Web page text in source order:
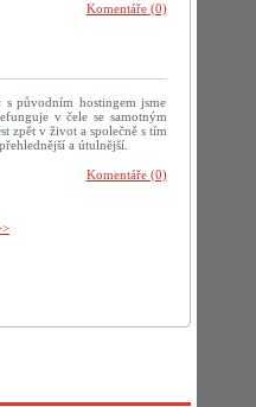
Komentáře (0)
původním hostingem jsme
v čele se samotným
zpět v život a společně s tím
a útulnější.
Komentáře (0)